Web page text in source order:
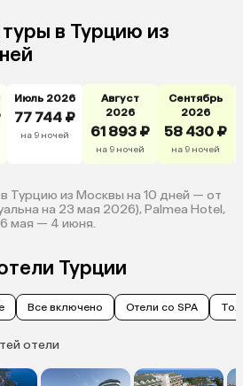
в Турцию из
Июль 2026
77 744 ₽
на 9 ночей
Август
2026
61 893 ₽
на 9 ночей
Сентябрь
2026
58 430 ₽
на 9 ночей
Турцию из Москвы на 10 дней — от
на 23 мая 2026), Palmea Hotel,
мая — 4 июня.
Турции
Все включено Отели со SPA
отели